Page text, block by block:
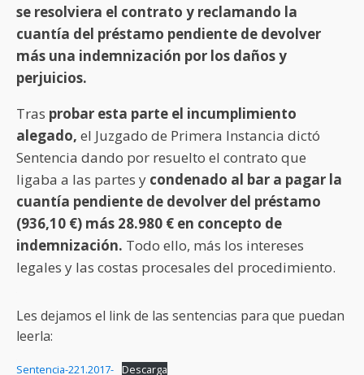
se resolviera el contrato y reclamando la
cuantía del préstamo pendiente de devolver
más una indemnización por los daños y
perjuicios.
Tras probar esta parte el incumplimiento
alegado, el Juzgado de Primera Instancia dictó
Sentencia dando por resuelto el contrato que
ligaba a las partes y condenado al bar a pagar la
cuantía pendiente de devolver del préstamo
(936,10 €) más 28.980 € en concepto de
indemnización. Todo ello, más los intereses
legales y las costas procesales del procedimiento.
Les dejamos el link de las sentencias para que puedan
leerla:
Sentencia-221.2017- Descarga